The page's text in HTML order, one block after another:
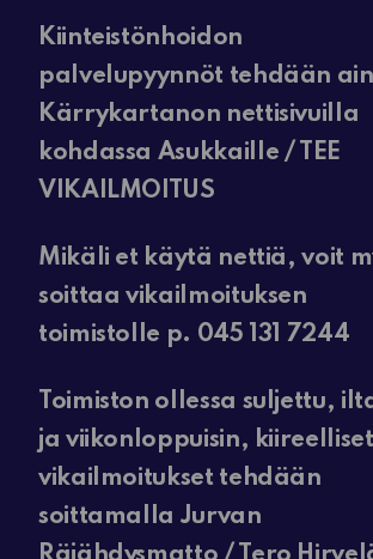
Kiinteistönhoidon
palvelupyynnöt tehdään
Kärrykartanon nettisivuilla
kohdassa Asukkaille / TEE
VIKAILMOITUS
Mikäli et käytä nettiä, voit
soittaa vikailmoituksen
toimistolle p. 045 131 7244
Toimiston ollessa suljettu,
ja viikonloppuisin, kiireelliset
vikailmoitukset tehdään
soittamalla Jurvan